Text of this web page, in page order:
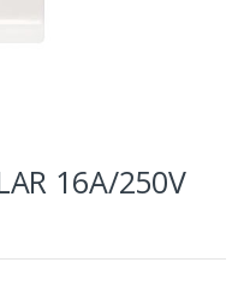
16A/250V